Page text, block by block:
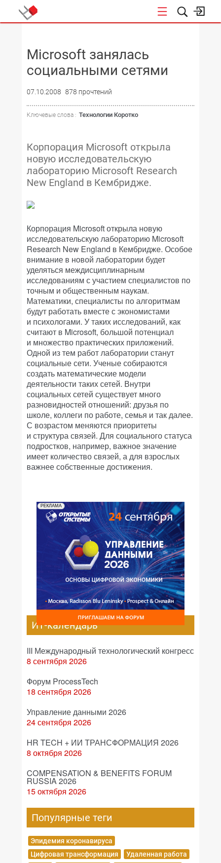
Microsoft занялась
социальными сетями
07.10.2008 878 прочтений
Ключевые слова : Технологии Коротко
Корпорация Microsoft открыла
новую исследовательскую
лабораторию Microsoft Research
New England в Кембридже.
Корпорация Microsoft открыла новую
исследовательскую лабораторию Microsoft
Research New England в Кембридже. Особое
внимание в новой лаборатории будет
уделяться междисциплинарным
исследованиям с участием специалистов по
точным и общественным наукам.
Математики, специалисты по алгоритмам
будут работать вместе с экономистами
и психологами. У таких исследований, как
считают в Microsoft, большой потенциал
и множество практических приложений.
Одной из тем работ лаборатории станут
социальные сети. Ученые собираются
создать математические модели
деятельности таких сетей. Внутри
социальных сетей существует много
разновидностей отношений: друзья по
школе, коллеги по работе, семья и так далее.
С возрастом меняются приоритеты
и структура связей. Для социального статуса
подростков, например, важное значение
имеет количество связей, а для взрослых
важнее собственные достижения.
РЕКЛАМА
ИТ-календарь
III Международный технологический конгресс
8 сентября 2026
Форум ProcessTech
18 сентября 2026
Управление данными 2026
24 сентября 2026
HR TECH + ИИ ТРАНСФОРМАЦИЯ 2026
8 октября 2026
COMPENSATION & BENEFITS FORUM
RUSSIA 2026
15 октября 2026
Популярные теги
Эпидемия коронавируса
Цифровая трансформация
Удаленная работа